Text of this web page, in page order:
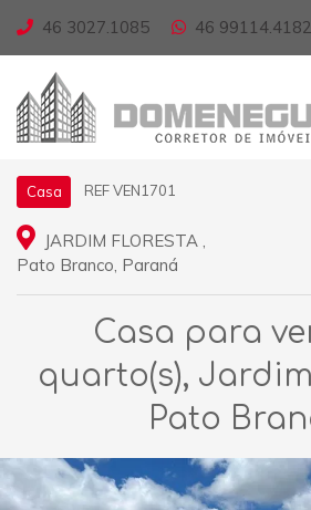
46 3027.1085 46 99114.4182
Casa REF VEN1701
JARDIM FLORESTA ,
Pato Branco, Paraná
Casa para
quarto(s),
Pato